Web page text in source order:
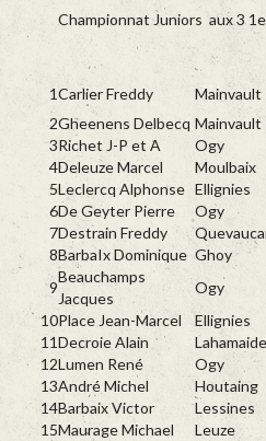
Championnat Juniors aux 3
1Carlier Freddy Mainvault
2Gheenens Delbecq Mainvault
3Richet J-P et A Ogy
4Deleuze Marcel Moulbaix
5Leclercq Alphonse Ellignies
6De Geyter Pierre Ogy
7Destrain Freddy
8BarbaIx Dominique Ghoy
9
Beauchamps
Jacques
Ogy
10Place Jean-Marcel Ellignies
11Decroie Alain Lahamaide
12Lumen René Ogy
13André Michel Houtaing
14Barbaix Victor Lessines
15Maurage Michael Leuze